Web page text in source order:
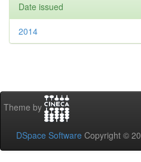
Date issued
2014
Theme by
DSpace Software Copyright ©